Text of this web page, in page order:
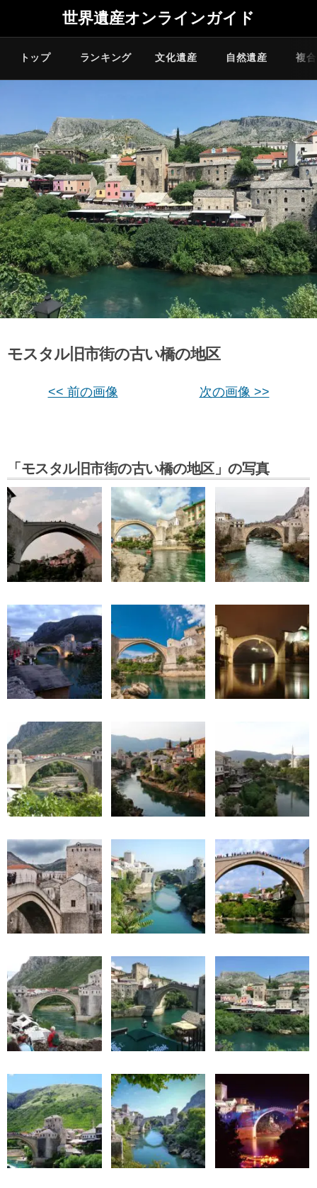
世界遺産オンラインガイド
トップ ランキング 文化遺産 自然遺産 複
モスタル旧市街の古い橋の地区
<< 前の画像 次の画像 >>
「モスタル旧市街の古い橋の地区」の写真